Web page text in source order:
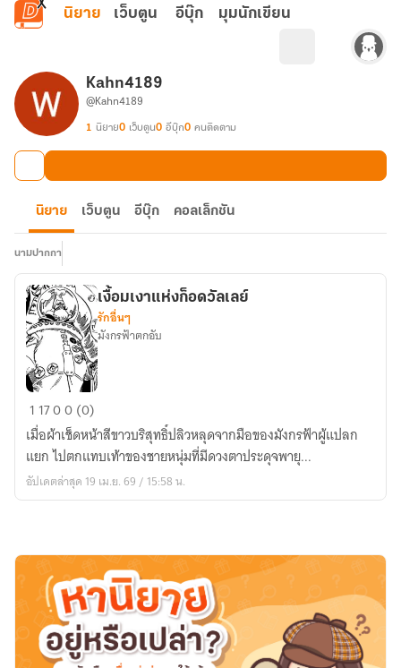
ข้ามไปยังเนื้อหาหลัก
นิยาย เว็บตูน อีบุ๊ก มุมนักเขียน
Kahn4189
@Kahn4189
1 นิยาย0 เว็บตูน0 อีบุ๊ก0 คนติดตาม
นิยาย เว็บตูน อีบุ๊ก คอลเล็กชัน
นามปากกา
เงื้อม
เงา
แห่ง
ก็
อด
เงื้อมเงาแห่งก็อดวัลเลย์
รักอื่นๆ
มังกรฟ้าตกอับ
1 1700 (0)
เมื่อผ้าเช็ดหน้าสีขาวบริสุทธิ์ปลิวหลุดจากมือของมังกรฟ้าผู้แปลก
แยก ไปตกแทบเท้าของชายหนุ่มที่มีดวงตาประดุจพายุ...
อัปเดตล่าสุด 19 เม.ย. 69 / 15:58 น.